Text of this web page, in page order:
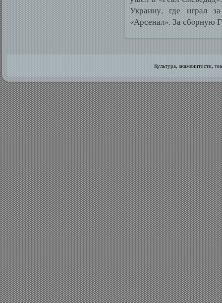
Украину, где играл
«Арсенал». За сбοрную
Культура, знаменитοсти,